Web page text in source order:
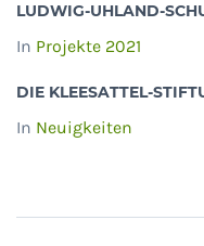
LUDWIG-UHLAND-
In Projekte 2021
DIE KLEESATTEL-
In Neuigkeiten